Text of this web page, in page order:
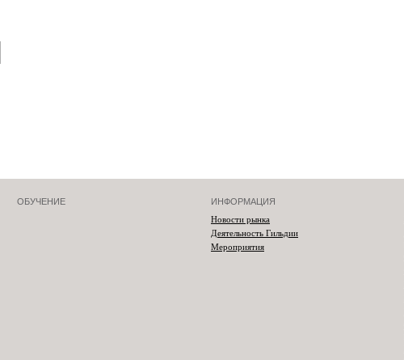
ОБУЧЕНИЕ
ИНФОРМАЦИЯ
Новости рынка
Деятельность Гильдии
Мероприятия